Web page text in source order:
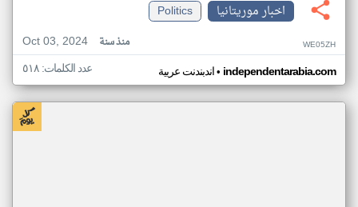
اخبار موريتانيا
Politics
Oct 03, 2024
منذ سنة WE05ZH
اندبندنت عربية• independentarabia.com عدد الكلمات: ٥١٨